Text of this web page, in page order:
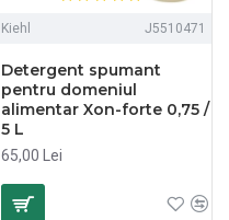
Kiehl J5510471
Detergent spumant
pentru domeniul
alimentar Xon-forte 0,75 /
5 L
65,00 Lei